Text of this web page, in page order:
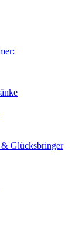
& Glücksbringer